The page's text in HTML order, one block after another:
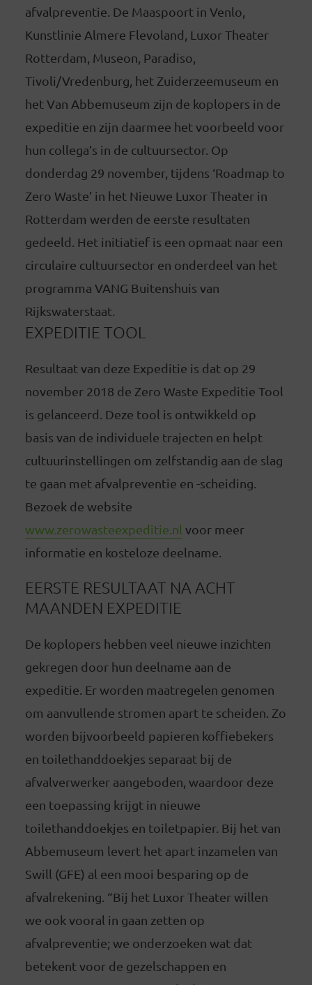
afvalpreventie. De Maaspoort in Venlo,
Kunstlinie Almere Flevoland, Luxor Theater
Rotterdam, Museon, Paradiso,
Tivoli/Vredenburg, het Zuiderzeemuseum en
het Van Abbemuseum zijn de koplopers in de
expeditie en zijn daarmee het voorbeeld voor
hun collega’s in de cultuursector. Op
donderdag 29 november, tijdens ‘Roadmap to
Zero Waste’ in het Nieuwe Luxor Theater in
Rotterdam werden de eerste resultaten
gedeeld. Het initiatief is een opmaat naar een
circulaire cultuursector en onderdeel van het
programma VANG Buitenshuis van
Rijkswaterstaat.
EXPEDITIE TOOL
Resultaat van deze Expeditie is dat op 29
november 2018 de Zero Waste Expeditie Tool
is gelanceerd. Deze tool is ontwikkeld op
basis van de individuele trajecten en helpt
cultuurinstellingen om zelfstandig aan de slag
te gaan met afvalpreventie en -scheiding.
Bezoek de website
www.zerowasteexpeditie.nl voor meer
informatie en kosteloze deelname.
EERSTE RESULTAAT NA ACHT
MAANDEN EXPEDITIE
De koplopers hebben veel nieuwe inzichten
gekregen door hun deelname aan de
expeditie. Er worden maatregelen genomen
om aanvullende stromen apart te scheiden. Zo
worden bijvoorbeeld papieren koffiebekers
en toilethanddoekjes separaat bij de
afvalverwerker aangeboden, waardoor deze
een toepassing krijgt in nieuwe
toilethanddoekjes en toiletpapier. Bij het van
Abbemuseum levert het apart inzamelen van
Swill (GFE) al een mooi besparing op de
afvalrekening. “Bij het Luxor Theater willen
we ook vooral in gaan zetten op
afvalpreventie; we onderzoeken wat dat
betekent voor de gezelschappen en